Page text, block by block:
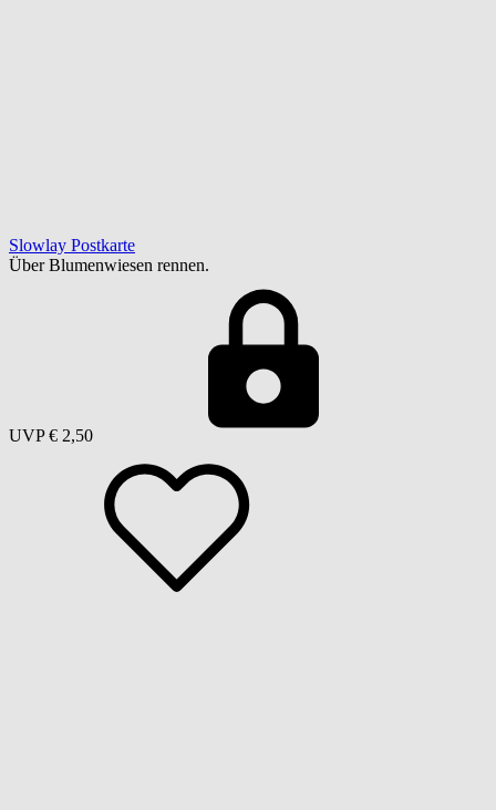
Slowlay Postkarte
Über Blumenwiesen rennen.
UVP € 2,50